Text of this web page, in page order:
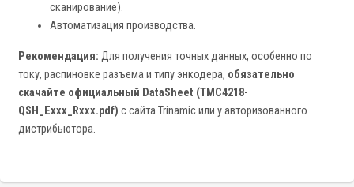
сканирование).
Автоматизация производства.
Рекомендация: Для получения точных данных, особенно по
току, распиновке разъема и типу энкодера, обязательно
скачайте официальный DataSheet (TMC4218-
QSH_Exxx_Rxxx.pdf) с сайта Trinamic или у авторизованного
дистрибьютора.